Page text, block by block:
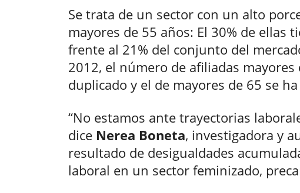
Se trata de un sector con un alto
mayores de 55 años: El 30% de ellas
frente al 21% del conjunto del
2012, el número de afiliadas mayores
duplicado y el de mayores de 65 se
“No estamos ante trayectorias
dice Nerea Boneta, investigadora y
resultado de desigualdades
laboral en un sector feminizado,